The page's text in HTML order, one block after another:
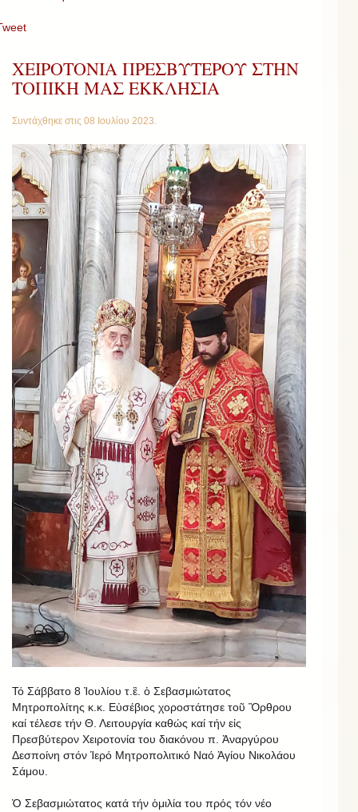
ΧΕΙΡΟΤΟΝΙΑ ΠΡΕΣΒΥΤΕΡΟΥ ΣΤΗΝ
ΤΟΠΙΚΗ ΜΑΣ ΕΚΚΛΗΣΙΑ
Συντάχθηκε στις 08 Ιουλίου 2023.
Τό Σάββατο 8 Ἰουλίου τ.ἒ. ὁ Σεβασμιώτατος
Μητροπολίτης κ.κ. Εὐσέβιος χοροστάτησε τοῦ Ὂρθρου
καί τέλεσε τήν Θ. Λειτουργία καθώς καί τήν εἰς
Πρεσβύτερον Χειροτονία του διακόνου π. Ἀναργύρου
Δεσποίνη στόν Ἱερό Μητροπολιτικό Ναό Ἁγίου Νικολάου
Σάμου.
Ὁ Σεβασμιώτατος κατά τήν ὁμιλία του πρός τόν νέο